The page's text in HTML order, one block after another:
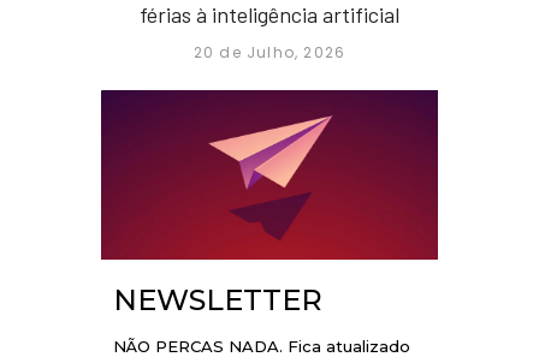
férias à inteligência artificial
20 de Julho, 2026
NEWSLETTER
NÃO PERCAS NADA. Fica atualizado